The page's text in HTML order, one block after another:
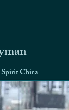
China